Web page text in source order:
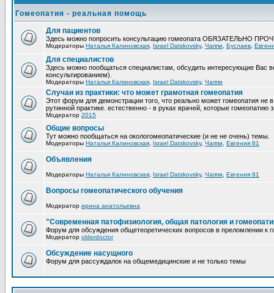
Гомеопатия - реальная помощь
Для пациентов
Здесь можно попросить консультацию гомеопата ОБЯЗАТЕЛЬНО
Модераторы Наталья Калиновская Israel Datskovsky, Чаппи Буслаев
Для специалистов
Здесь можно пообщаться специалистам, обсудить интересующие Вас
консультированием).
Модераторы Наталья Калиновская Israel Datskovsky, Чаппи
Случаи из практики: что может грамотная гомеопатия
Этот форум для демонстрации того, что реально может гомеопатия не
рутинной практике. естественно - в руках врачей, которые гомеопатию
Модератор 2015
Общие вопросы
Тут можно пообщаться на окологомеопатические (и не не очень) темы.
Модераторы Наталья Калиновская Israel Datskovsky, Чаппи Евгения 81
Объявления
Модераторы Наталья Калиновская Israel Datskovsky, Чаппи Евгения 81
Вопросы гомеопатического обучения
Модератор ирина анатольевна
"Современная патофизиология, общая патология и
Форум для обсуждения общетеоретических вопросов в преломлении к
Модератор olderdoctor
Обсуждение насущного
Форум для рассуждалок на общемедицинские и не только темы